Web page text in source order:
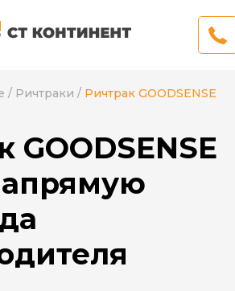
/ Ричтраки / Ричтрак GOODSENSE
GOODSENSE